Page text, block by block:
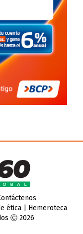
ética| Hemeroteca
Ⓒ 2026